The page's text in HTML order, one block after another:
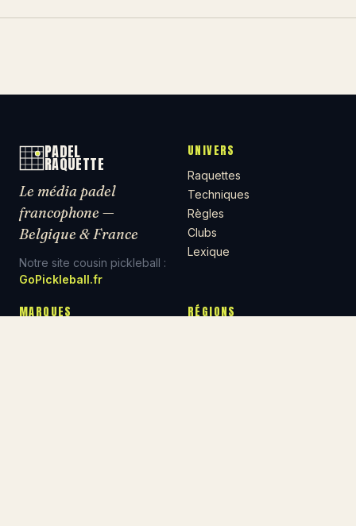
PADEL
RAQUETTE
Le média padel
francophone —
Belgique & France
Notre site cousin pickleball :
GoPickleball.fr
UNIVERS
Raquettes
Techniques
Règles
Clubs
Lexique
MARQUES RÉGIONS